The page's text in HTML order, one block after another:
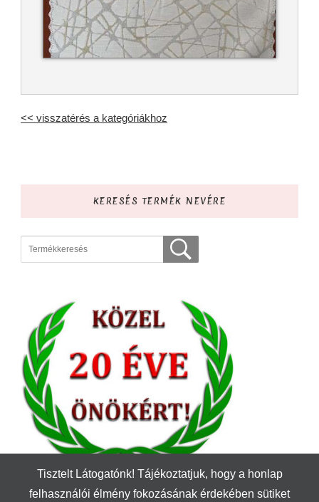
<< visszatérés a kategóriákhoz
KERESÉS TERMÉK NEVÉRE
Tisztelt Látogatónk! Tájékoztatjuk, hogy a honlap
felhasználói élmény fokozásának érdekében sütiket